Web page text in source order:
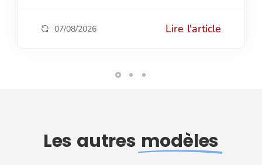
07/08/2026 Lire l'article
Les autres modèles